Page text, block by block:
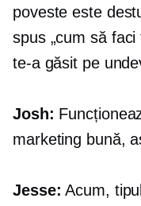
poveste este
spus „cum să faci
te-a găsit pe
Josh:
marketing bună,
Jesse: Acum,